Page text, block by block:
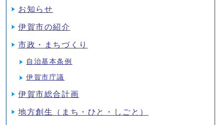
お知らせ
伊賀市の紹介
市政・まちづくり
自治基本条例
伊賀市庁議
伊賀市総合計画
地方創生（まち・ひと・しごと）